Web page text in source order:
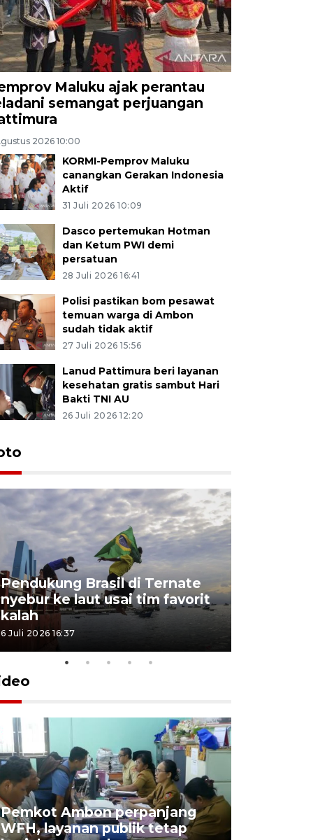
Maluku ajak perantau
semangat perjuangan
2026 10:00
KORMI-Pemprov Maluku
canangkan Gerakan Indonesia
Aktif
31 Juli 2026 10:09
Dasco pertemukan Hotman
dan Ketum PWI demi
persatuan
28 Juli 2026 16:41
Polisi pastikan bom pesawat
temuan warga di Ambon
sudah tidak aktif
27 Juli 2026 15:56
Lanud Pattimura beri layanan
kesehatan gratis sambut Hari
Bakti TNI AU
26 Juli 2026 12:20
Pendukung Brasil di Ternate
nyebur ke laut usai tim favorit
kalah
6 Juli 2026 16:37
Pemkot Ambon perpanjang
WFH, layanan publik tetap